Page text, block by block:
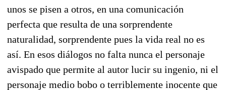
unos se pisen a otros, en una comunicación
perfecta que resulta de una sorprendente
naturalidad, sorprendente pues la vida real no es
así. En esos diálogos no falta nunca el personaje
avispado que permite al autor lucir su ingenio, ni el
personaje medio bobo o terriblemente inocente que